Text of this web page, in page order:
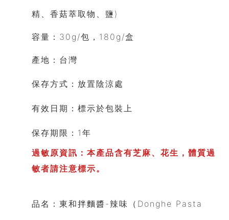
精、 香菇萃取物、鹽)
容量 ：30g/包，180g/盒
產地 ： 台灣
保存方式 ： 放置陰涼處
有效日期 ：標示於包裝上
保存期限 ：1年
過敏原資訊： 本產品含有芝麻、花生，體質過
敏者請注意標示。
品名：東和拌麵醬-辣味（ Donghe Pasta